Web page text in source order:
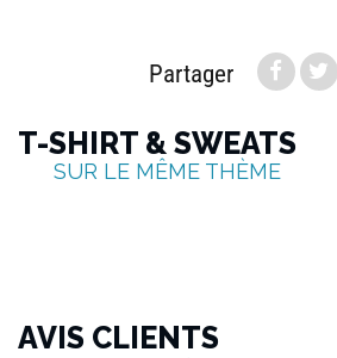
Partager
T-SHIRT & SWEATS
SUR LE MÊME THÈME
AVIS CLIENTS